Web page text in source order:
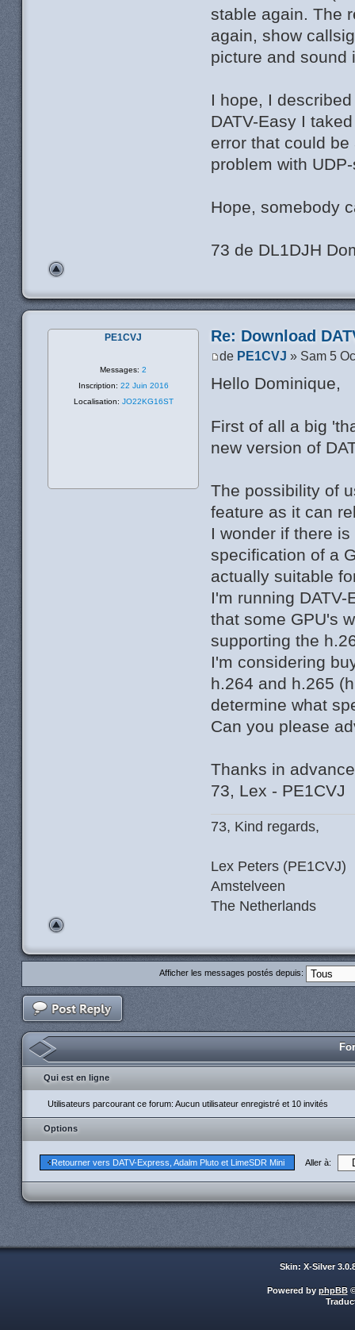
stable again. The
again, show
picture and sound
I hope, I
DATV-Easy I
error that could
problem with
Hope, somebody
73 de DL1DJH
Re: Download
de PE1CVJ » Sam 5
Hello Dominique,
First of all a big
new version of
The possibility of
feature as it can
I wonder if there
specification of a
actually suitable
I'm running
that some GPU's
supporting the
I'm considering
h.264 and h.265
determine what
Can you please
Thanks in
73, Lex - PE1CVJ
73, Kind regards,
Lex Peters (PE1CVJ)
Amstelveen
The Netherlands
PE1CVJ
Messages: 2
Inscription: 22 Juin 2016
Localisation: JO22KG16ST
Afficher les messages postés depuis:
Qui est en ligne
Utilisateurs parcourant ce forum: Aucun utilisateur enregistré et 10 invités
Options
Retourner vers DATV-Express, Adalm Pluto et LimeSDR Mini Aller à:
Skin: X-Silver
Powered by phpBB©